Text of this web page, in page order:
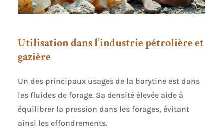
Utilisation dans l’industrie pétrolière et
gazière
Un des principaux usages de la barytine est dans
les fluides de forage. Sa densité élevée aide à
équilibrer la pression dans les forages, évitant
ainsi les effondrements.